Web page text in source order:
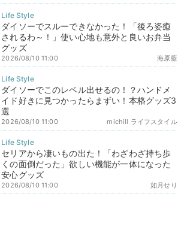
ダイソーでスルーできなかった！「後ろ姿癒
されるわ～！」使い心地も意外と良いお弁当
グッズ
海原藍
2026/08/10 11:00
ダイソーでこのレベル出せるの！？ハンドメ
イド好きに見つかったらまずい！本格グッズ3
選
michill ライフスタイル
2026/08/10 11:00
セリアから凄いもの出た！「わざわざ持ち歩
くの面倒だった」欲しい機能が一体になった
安心グッズ
如月せり
2026/08/10 11:00